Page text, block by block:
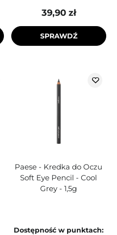
39,90 zł
SPRAWDŹ
Paese - Kredka do Oczu
Soft Eye Pencil - Cool
Grey - 1,5g
Dostępność w punktach: